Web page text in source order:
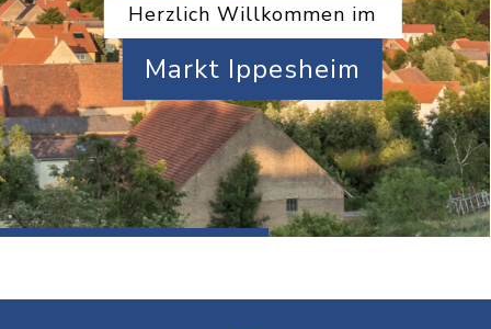
Herzlich Willkommen im
Markt Ippesheim